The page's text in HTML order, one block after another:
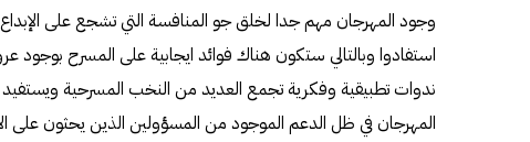
وجود المهرجان مهم جدا لخلق جو المنافسة التي تشجع على
استفادوا وبالتالي ستكون هناك فوائد ايجابية على المسرح
ندوات تطبيقية وفكرية تجمع العديد من النخب المسرحية
المهرجان في ظل الدعم الموجود من المسؤولين الذين يحثون على